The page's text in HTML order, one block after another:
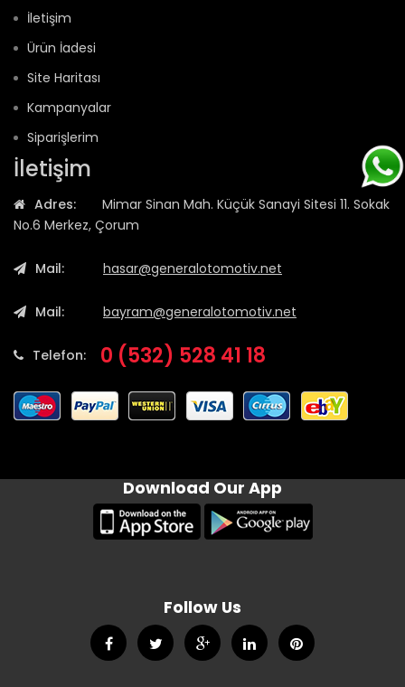
İletişim
Ürün İadesi
Site Haritası
Kampanyalar
Siparişlerim
İletişim
Adres:
Mimar Sinan Mah. Küçük Sanayi Sitesi 11. Sokak
No.6 Merkez, Çorum
Mail: hasar@generalotomotiv.net
Mail: bayram@generalotomotiv.net
Telefon: 0 (532) 528 41 18
Download Our App
Follow Us